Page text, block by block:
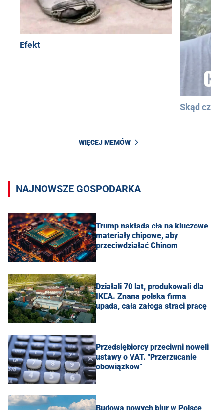
Efekt
Skąd
WIĘCEJ MEMÓW
NAJNOWSZE GOSPODARKA
Trump nakłada cła na kluczowe
materiały chipowe, aby
przeciwdziałać Chinom
Działali 70 lat, produkowali dla
IKEA. Znana polska firma
upada, cała załoga straci pracę
Przedsiębiorcy przeciwni noweli
ustawy o VAT. "Przerzucanie
obowiązków"
Budowa nowych biur w Polsce